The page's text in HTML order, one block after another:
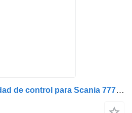
Unitate de Control unidad de control para Scania 77700073 camión